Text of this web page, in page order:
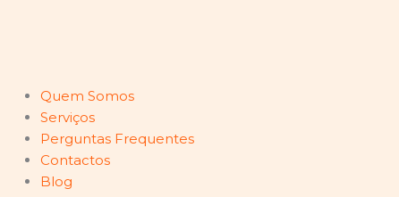
Quem Somos
Serviços
Perguntas Frequentes
Contactos
Blog